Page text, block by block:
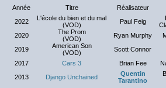
Année Titre Réalisateur
2022
L'école du bien et du mal
(VOD)
Paul Feig
2020
The Prom
(VOD)
Ryan Murphy
2019
American Son
(VOD)
Scott Connor
2017
Cars 3 Brian Fee
2013
Django Unchained
Quentin
Tarantino